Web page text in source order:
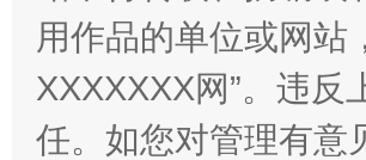
用作品的单位或网站
XXXXXXX网”。违
任。如您对管理有意